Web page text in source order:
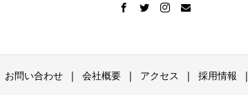
お問い合わせ 会社概要 アクセス 採用情報